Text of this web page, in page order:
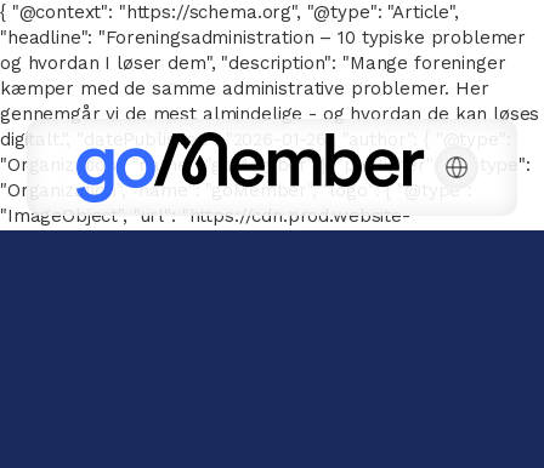
{ "@context": "https://schema.org", "@type": "Article",
"headline": "Foreningsadministration – 10 typiske problemer
og hvordan I løser dem", "description": "Mange foreninger
kæmper med de samme administrative problemer. Her
gennemgår vi de mest almindelige - og hvordan de kan løses
digitalt.", "datePublished": "2026-01-26", "author": { "@type":
"Organization", "name": "goMember" }, "publisher": { "@type":
"Organization", "name": "goMember", "logo": { "@type":
"ImageObject", "url": "https://cdn.prod.website-